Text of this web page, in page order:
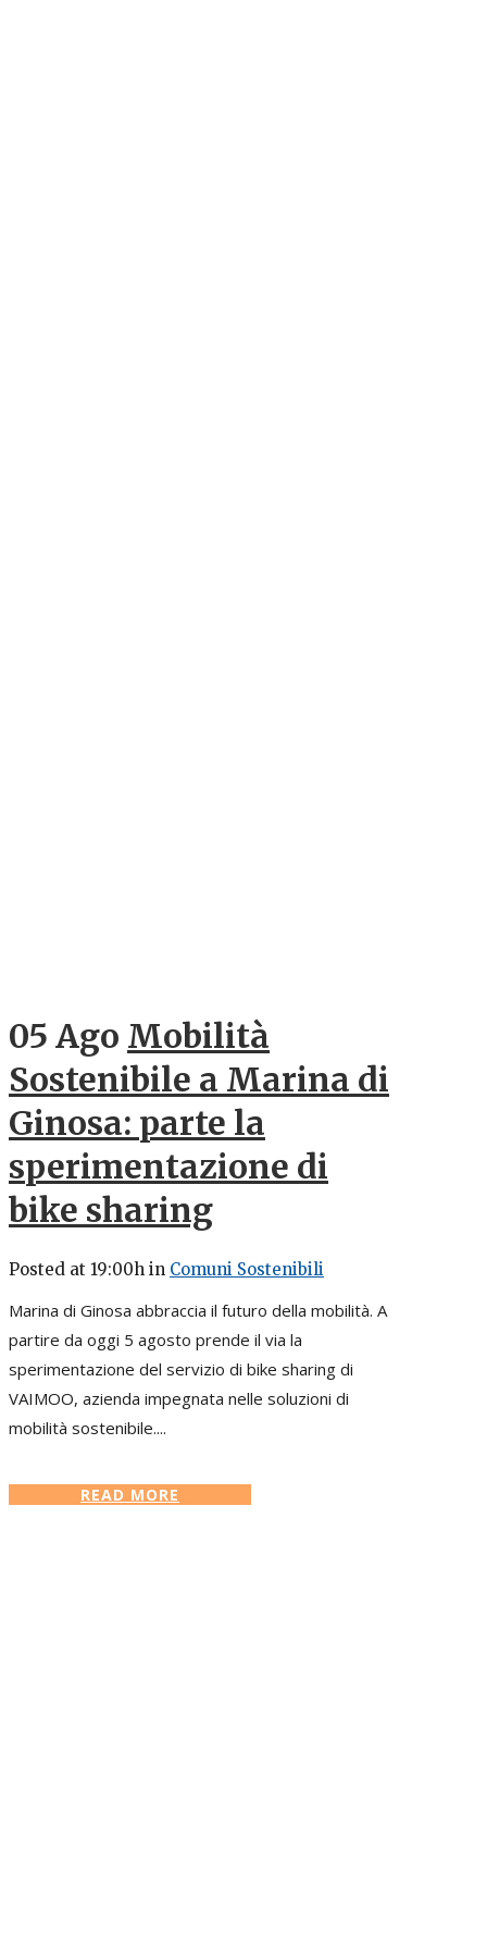
05 Ago Mobilità
Sostenibile a Marina di
Ginosa: parte la
sperimentazione di
bike sharing
Posted at 19:00h in Comuni Sostenibili
Marina di Ginosa abbraccia il futuro della mobilità. A
partire da oggi 5 agosto prende il via la
sperimentazione del servizio di bike sharing di
VAIMOO, azienda impegnata nelle soluzioni di
mobilità sostenibile....
READ MORE